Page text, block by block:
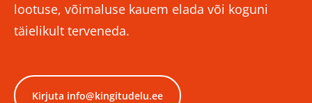
lootuse, võimaluse kauem elada või koguni
täielikult terveneda.
Kirjuta info@kingitudelu.ee